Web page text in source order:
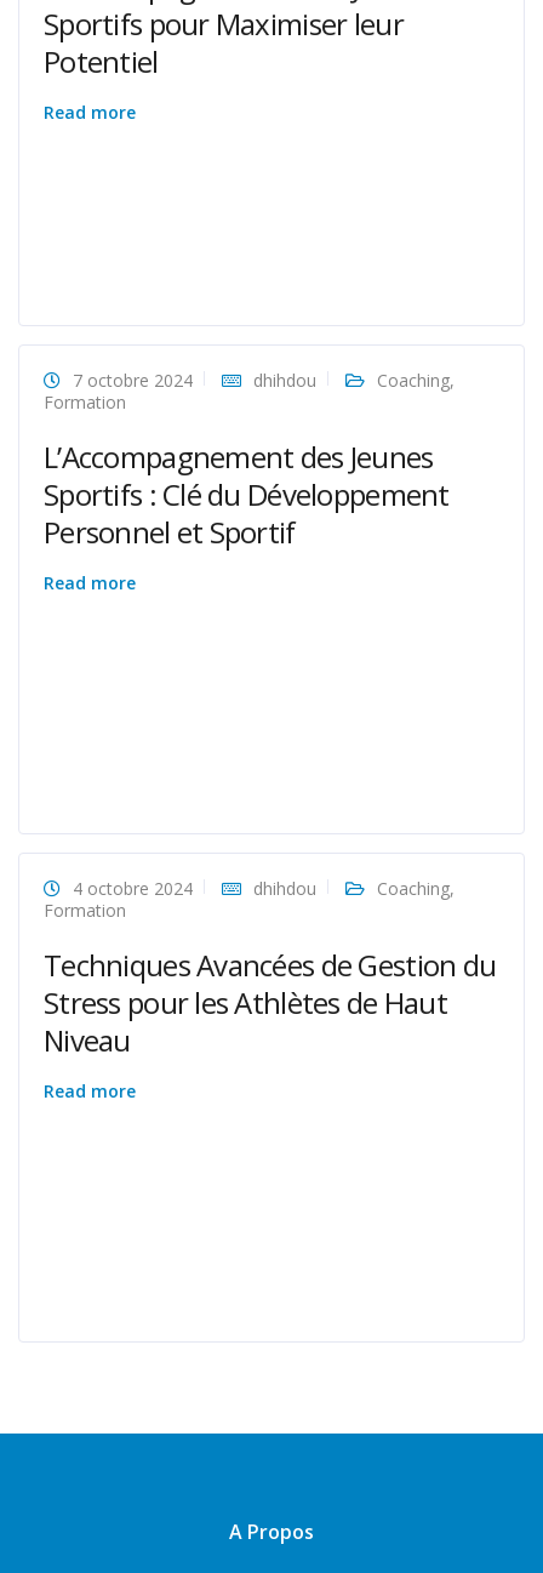
Sportifs pour Maximiser leur
Potentiel
Read more
7 octobre 2024 dhihdou Coaching,
Formation
L’Accompagnement des Jeunes
Sportifs : Clé du Développement
Personnel et Sportif
Read more
4 octobre 2024 dhihdou Coaching,
Formation
Techniques Avancées de Gestion du
Stress pour les Athlètes de Haut
Niveau
Read more
A Propos